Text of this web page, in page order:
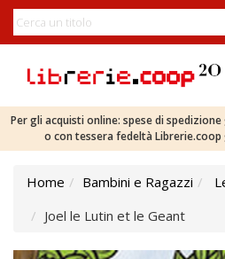
Per gli acquisti online: spese di
o con tessera fedeltà
Home Bambini e Ragazzi
Joel le Lutin et le Geant